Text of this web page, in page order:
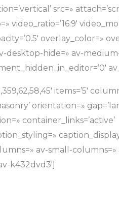
src=»
video_ratio=’16:9′
overlay_color=»
desktop-hide=» av-
items=’5′
orientation=»
container_links=’active’
av-small-columns=»
k432dvd3′]